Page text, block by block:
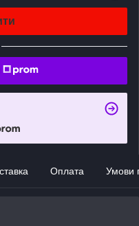
Оплата Умови